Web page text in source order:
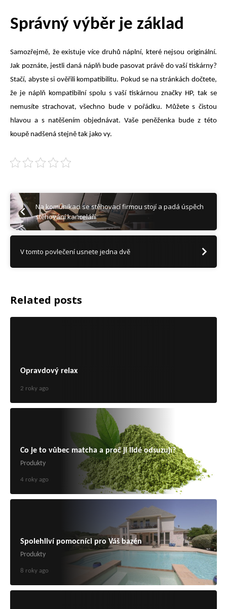
Správný výběr je základ
Samozřejmě, že existuje více druhů náplní, které nejsou originální.
Jak poznáte, jestli daná náplň bude pasovat právě do vaší tiskárny?
Stačí, abyste si ověřili kompatibilitu. Pokud se na stránkách dočtete,
že je náplň kompatibilní spolu s vaší tiskárnou značky HP, tak se
nemusíte strachovat, všechno bude v pořádku. Můžete s čistou
hlavou a s natěšením objednávat. Vaše peněženka bude z této
koupě nadšená stejně tak jako vy.
Na komunikaci se stěhovací firmou stojí a padá úspěch
stěhování kanceláří
V tomto povlečení usnete jedna dvě
Related posts
Opravdový relax
2 roky ago
Co je to vůbec matcha a proč ji lidé odsuzují?
Produkty
4 roky ago
Spolehliví pomocníci pro Váš bazén
Produkty
8 roky ago